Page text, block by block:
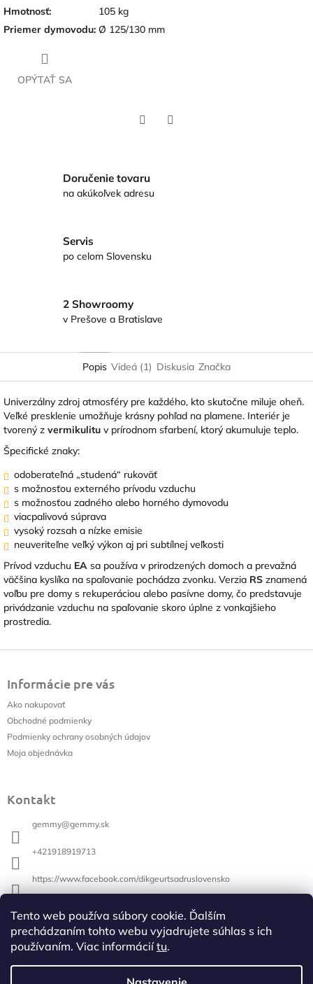
Tento web používa súbory cookie. Ďalším
prechádzaním tohto webu vyjadrujete súhlas s ich
používaním. Viac informáciítu.
Hmotnosť:
105 kg
Priemer dymovodu: Ø 125/130 mm
OPÝTAŤ SA
Doručenie tovaru
na akúkoľvek adresu
Servis
po celom Slovensku
2 Showroomy
v Prešove a Bratislave
Popis Videá (1) Diskusia Značka
Univerzálny zdroj atmosféry pre každého, kto skutočne miluje oheň.
Veľké presklenie umožňuje krásny pohľad na plamene. Interiér je
tvorený z vermikulitu v prírodnom sfarbení, ktorý akumuluje teplo.
Špecifické znaky:
odoberateľná „studená“ rukoväť
s možnosťou externého prívodu vzduchu
s možnosťou zadného alebo horného dymovodu
viacpalivová súprava
vysoký rozsah a nízke emisie
neuveriteľne veľký výkon aj pri subtílnej veľkosti
Prívod vzduchu EA sa používa v prirodzených domoch a prevažná
väčšina kyslíka na spaľovanie pochádza zvonku. Verzia RS znamená
voľbu pre domy s rekuperáciou alebo pasívne domy, čo predstavuje
privádzanie vzduchu na spaľovanie skoro úplne z vonkajšieho
prostredia.
Informácie pre vás
Ako nakupovať
Obchodné podmienky
Podmienky ochrany osobných údajov
Moja objednávka
Kontakt
gemmy@gemmy.sk
+421918919713
https://www.facebook.com/dikgeurtsadruslovensko
Vyhľadávanie
Hľadať